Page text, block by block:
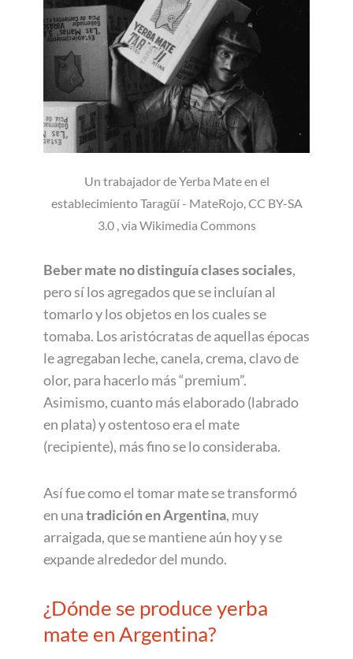
Un trabajador de Yerba Mate en el
establecimiento Taragüí - MateRojo, CC BY-SA
3.0 , via Wikimedia Commons
Beber mate no distinguía clases sociales,
pero sí los agregados que se incluían al
tomarlo y los objetos en los cuales se
tomaba. Los aristócratas de aquellas épocas
le agregaban leche, canela, crema, clavo de
olor, para hacerlo más “premium”.
Asimismo, cuanto más elaborado (labrado
en plata) y ostentoso era el mate
(recipiente), más fino se lo consideraba.
Así fue como el tomar mate se transformó
en unatradición en Argentina, muy
arraigada, que se mantiene aún hoy y se
expande alrededor del mundo.
¿Dónde se produce yerba
mate en Argentina?